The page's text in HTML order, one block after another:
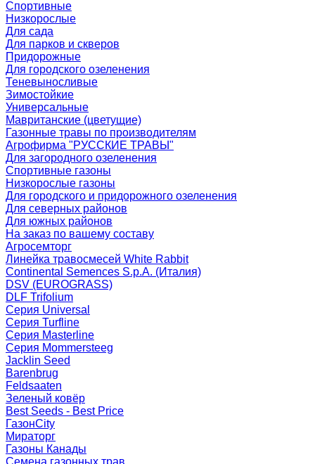
Спортивные
Низкорослые
Для сада
Для парков и скверов
Придорожные
Для городского озеленения
Теневыносливые
Зимостойкие
Универсальные
Мавританские (цветущие)
Газонные травы по производителям
Агрофирма "РУССКИЕ ТРАВЫ"
Для загородного озеленения
Спортивные газоны
Низкорослые газоны
Для городского и придорожного озеленения
Для северных районов
Для южных районов
На заказ по вашему составу
Агросемторг
Линейка травосмесей White Rabbit
Continental Semences S.p.A. (Италия)
DSV (EUROGRASS)
DLF Trifolium
Серия Universal
Серия Turfline
Серия Masterline
Серия Mommersteeg
Jacklin Seed
Barenbrug
Feldsaaten
Зеленый ковёр
Best Seeds - Best Price
ГазонCity
Мираторг
Газоны Канады
Семена газонных трав